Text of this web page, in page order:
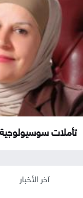
تأملات
آخر الأخبار